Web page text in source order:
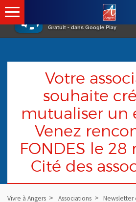
×
Gratuit - dans Google Play
Votre
souhaite
mutualiser un
Venez
FONDES le 28
Cité des
Vivre à Angers Associations
Newsletter